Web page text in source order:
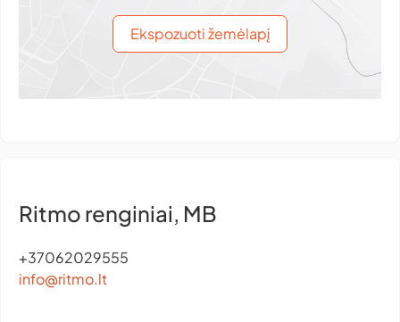
Ekspozuoti žemėlapį
Ritmo renginiai, MB
+37062029555
info@ritmo.lt